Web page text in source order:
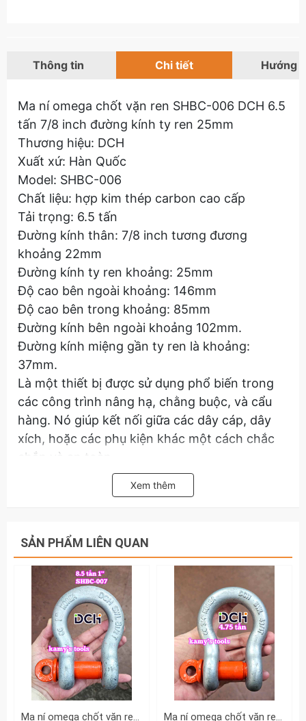
Thông tin Chi tiết Hướng
Ma ní omega chốt vặn ren SHBC-006 DCH 6.5
tấn 7/8 inch đường kính ty ren 25mm
Thương hiệu: DCH
Xuất xứ: Hàn Quốc
Model: SHBC-006
Chất liệu: hợp kim thép carbon cao cấp
Tải trọng: 6.5 tấn
Đường kính thân: 7/8 inch tương đương
khoảng 22mm
Đường kính ty ren khoảng: 25mm
Độ cao bên ngoài khoảng: 146mm
Độ cao bên trong khoảng: 85mm
Đường kính bên ngoài khoảng 102mm.
Đường kính miệng gần ty ren là khoảng:
37mm.
Là một thiết bị được sử dụng phổ biến trong
các công trình nâng hạ, chằng buộc, và cẩu
hàng. Nó giúp kết nối giữa các dây cáp, dây
xích, hoặc các phụ kiện khác một cách chắc
chắn và an toàn.
Ứng dụng: Sử dụng trong ngành công nghiệp
nâng hạ, vận tải, cẩu hàng hóa, đóng tàu, xây
tin chi tiết sản phẩm ma ní omega chốt vặn
ren SHBC-006 DCH 6.5 tấn 7/8 inch đường
kính ty ren 25mm
Xem thêm
SẢN PHẨM LIÊN QUAN
Ma ní omega chốt vặn ren SHBC-007 DCH 8.5 tấn 1 inch đường kính ty ren 28mm Ma ní omega chốt vặn ren SHBC-005 DCH 4.75 tấn 3/4 inch đường kính ty ren 22mm